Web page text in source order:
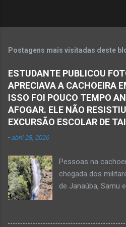
Postagens mais visitadas deste
ESTUDANTE PUBLICOU
APRECIAVA A CACHOEIRA
ISSO FOI POUCO TEMPO
AFOGAR. ELE NÃO
EXCURSÃO ESCOLAR DE
-abril 28, 2026
Pessoas na
chegada dos
de Janaúba, Samu
resistiu e foi a
Pereira Alves